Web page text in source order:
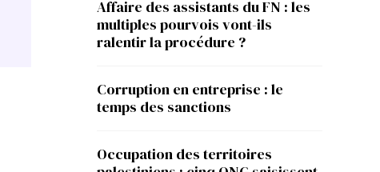
Affaire des assistants du FN : les
multiples pourvois vont-ils
ralentir la procédure ?
Corruption en entreprise : le
temps des sanctions
Occupation des territoires